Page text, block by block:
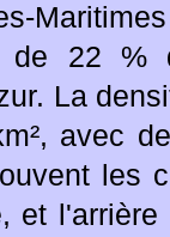
de 22 %
La
avec
les
et